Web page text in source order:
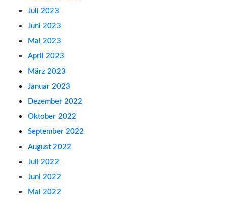
Juli 2023
Juni 2023
Mai 2023
April 2023
März 2023
Januar 2023
Dezember 2022
Oktober 2022
September 2022
August 2022
Juli 2022
Juni 2022
Mai 2022